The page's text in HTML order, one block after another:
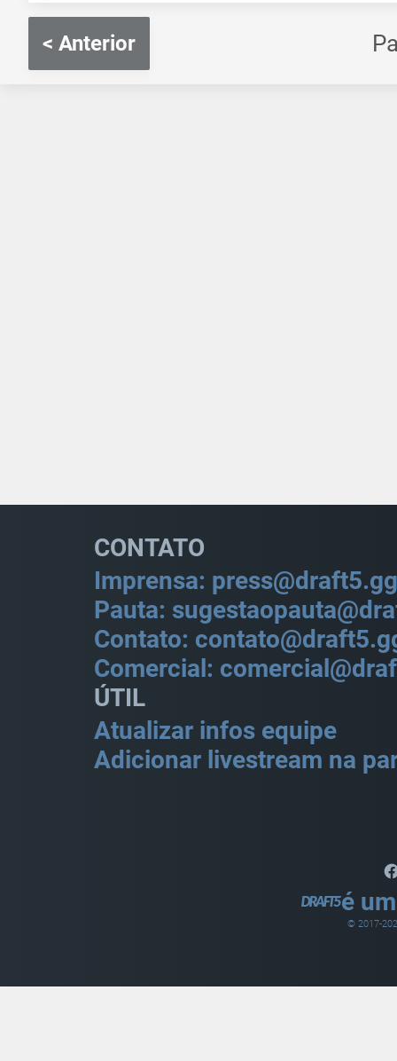
< Anterior
CONTATO
Imprensa: press@draft5.gg
Pauta:
Contato:
Comercial:
ÚTIL
Atualizar infos equipe
Adicionar livestream na
é
© 2017-